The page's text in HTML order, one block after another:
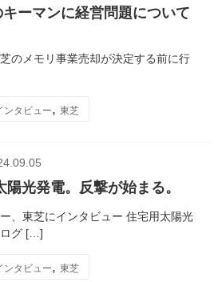
ーマンに経営問題について
のメモリ事業売却が決定する前に行
ンタビュー, 東芝
光発電。反撃が始まる。
、東芝にインタビュー 住宅用太陽光
ログ […]
ンタビュー, 東芝